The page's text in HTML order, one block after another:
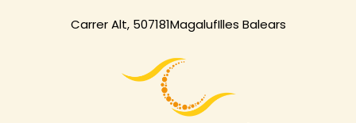
Carrer Alt, 507181MagalufIlles Balears